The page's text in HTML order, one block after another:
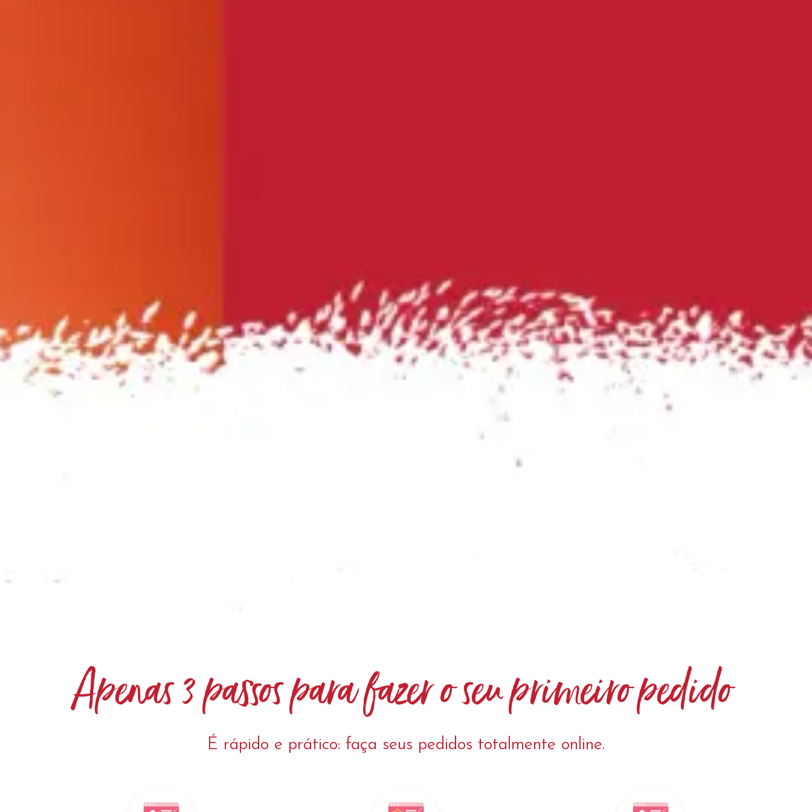
Apenas 3 passos para fazer o seu primeiro pedido
É rápido e prático: faça seus pedidos totalmente online.